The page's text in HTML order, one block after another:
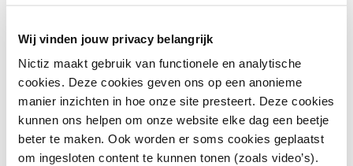
Wij vinden jouw privacy belangrijk
Nictiz maakt gebruik van functionele en analytische
cookies. Deze cookies geven ons op een anonieme
manier inzichten in hoe onze site presteert. Deze cookies
kunnen ons helpen om onze website elke dag een beetje
beter te maken. Ook worden er soms cookies geplaatst
om ingesloten content te kunnen tonen (zoals video’s).